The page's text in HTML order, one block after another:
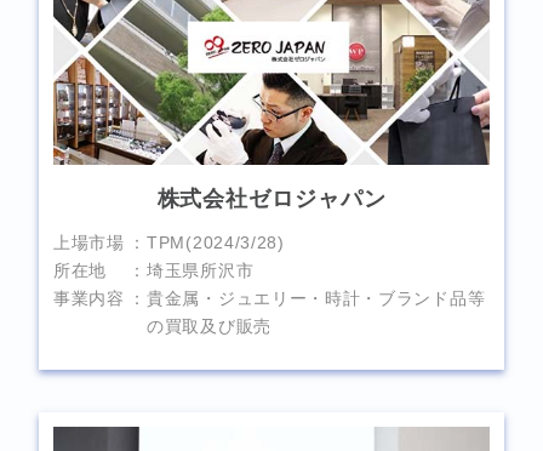
株式会社ゼロジャパン
上場市場
TPM(2024/3/28)
所在地
埼玉県所沢市
事業内容
貴金属・ジュエリー・時計・ブランド品等
の買取及び販売